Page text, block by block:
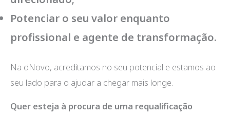
Potenciar o seu valor enquanto
profissional e agente de transformação.
Na dNovo, acreditamos no seu potencial e estamos ao
seu lado para o ajudar a chegar mais longe.
Quer esteja à procura de uma requalificação